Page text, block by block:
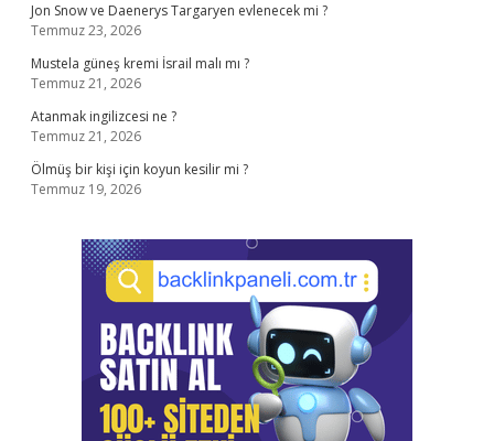
Jon Snow ve Daenerys Targaryen evlenecek mi ?
Temmuz 23, 2026
Mustela güneş kremi İsrail malı mı ?
Temmuz 21, 2026
Atanmak ingilizcesi ne ?
Temmuz 21, 2026
Ölmüş bir kişi için koyun kesilir mi ?
Temmuz 19, 2026